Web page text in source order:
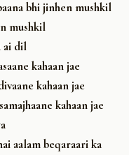
bhi jinhen mushkil
mushkil
ai dil
kahaan jae
kahaan jae
kahaan jae
aalam beqaraari ka